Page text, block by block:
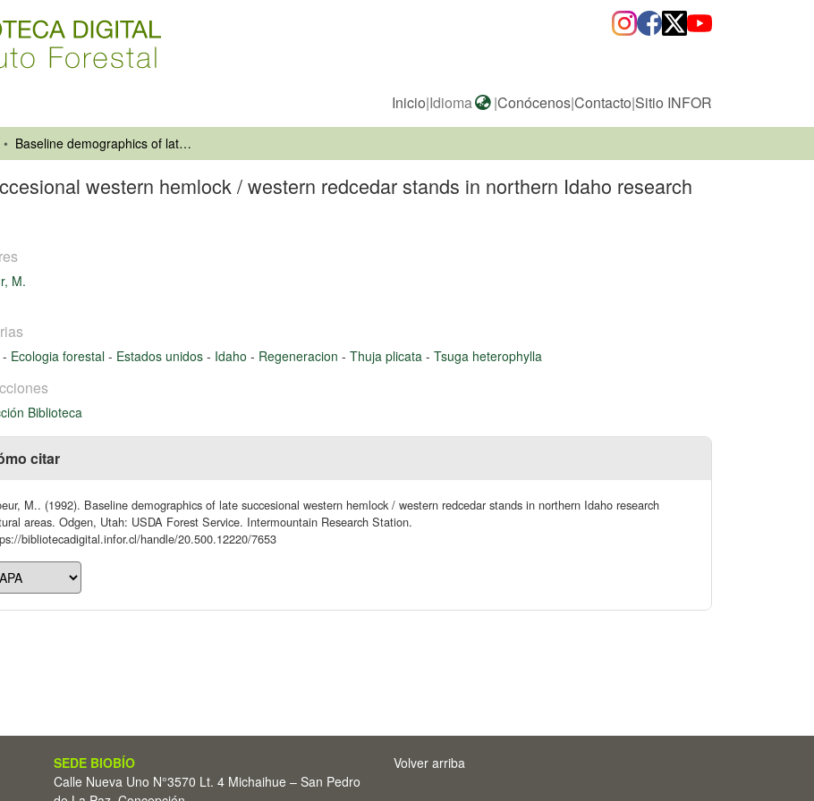
Inicio|Idioma |Conócenos|Contacto|Sitio INFOR
Baseline demographics of late succesional western hemlock / western redcedar stands in northern Idaho research natural areas
western hemlock / western redcedar stands in northern Idaho research
M.
- Ecologia forestal - Estados unidos - Idaho - Regeneracion - Thuja plicata - Tsuga heterophylla
Biblioteca
citar
M.. (1992). Baseline demographics of late succesional western hemlock / western redcedar stands in northern Idaho research
areas. Odgen, Utah: USDA Forest Service. Intermountain Research Station.
bibliotecadigital.infor.cl/handle/20.500.12220/7653
SEDE BIOBÍO
Calle Nueva Uno N°3570 Lt. 4 Michaihue – San Pedro
Volver arriba